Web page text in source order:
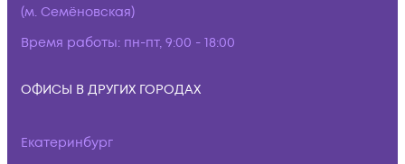
(м. Семёновская)
Время работы: пн-пт, 9:00 - 18:00
ОФИСЫ В ДРУГИХ ГОРОДАХ
Екатеринбург